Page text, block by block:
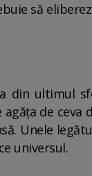
să
ultimul
de
Unele
universul.